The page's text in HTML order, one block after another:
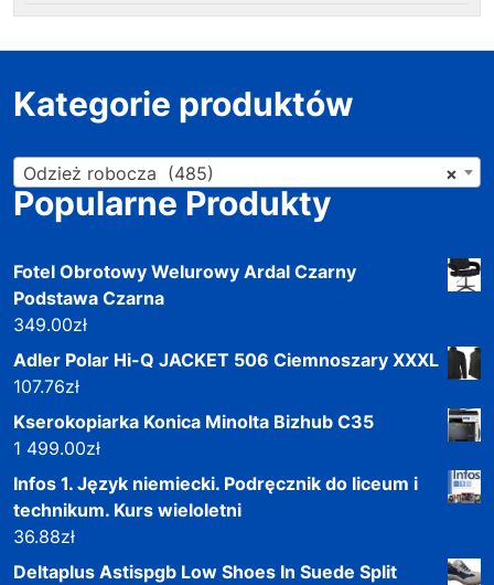
Kategorie produktów
×
Odzież robocza (485)
Popularne Produkty
Fotel Obrotowy Welurowy Ardal Czarny
Podstawa Czarna
349.00zł
Adler Polar Hi-Q JACKET 506 Ciemnoszary XXXL
107.76zł
Kserokopiarka Konica Minolta Bizhub C35
1 499.00zł
Infos 1. Język niemiecki. Podręcznik do liceum i
technikum. Kurs wieloletni
36.88zł
Deltaplus Astispgb Low Shoes In Suede Split